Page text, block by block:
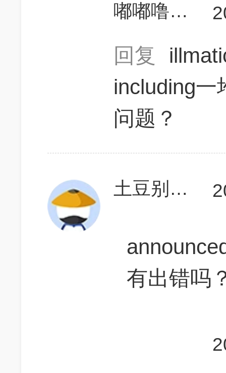
嘟嘟噜必胜
回复
including一
问题？
土豆别叫了哟
有出错吗